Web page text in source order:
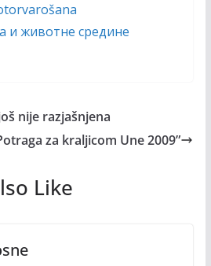
и животне средине
nije razjašnjena
za kraljicom Une 2009”
Like